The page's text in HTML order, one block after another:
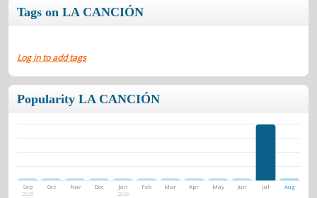
Tags on LA CANCIÓN
Log in to add tags
Popularity LA CANCIÓN
Sep
2025
Oct Nov Dec Jan
2026
Feb Mar Apr May Jun Jul Aug